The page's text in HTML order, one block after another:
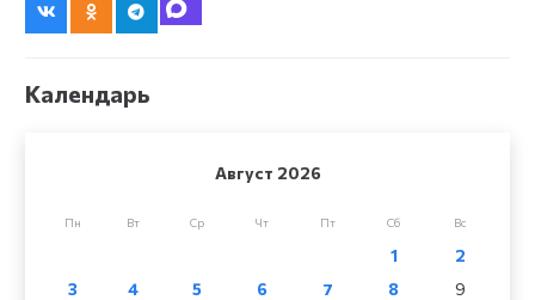
Календарь
Август 2026
Пн Вт Ср Чт Пт Сб Вс
1
2
3
4 5 6 7 8
9